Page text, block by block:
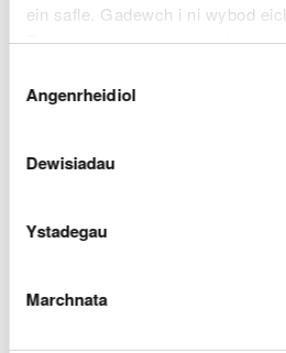
ein safle. Gadewch i ni wybod
Byddwn yn defnyddio cwci i
Gellirdarllen mwy am ein cwcis
Caniatâd
Angenrheidiol
Dewisiadau
Ystadegau
Marchnata
Wedyn, rydym yn cynnig
a chymdeithasol i'r
Yr hyn y gall
Naturiol ei
Gall yr Adroddiad ar Sefyllfa
lleihau effaith Cymru ar
pryd ag yr ydym yn cael budd